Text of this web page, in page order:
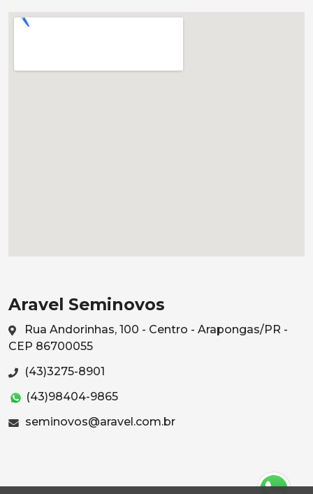
Aravel Seminovos
Rua Andorinhas, 100 - Centro - Arapongas/PR -
CEP 86700055
(43)3275-8901
(43)98404-9865
seminovos@aravel.com.br